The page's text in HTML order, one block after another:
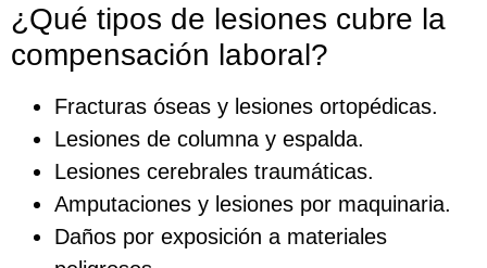
¿Qué tipos de lesiones cubre la
compensación laboral?
Fracturas óseas y lesiones ortopédicas.
Lesiones de columna y espalda.
Lesiones cerebrales traumáticas.
Amputaciones y lesiones por maquinaria.
Daños por exposición a materiales